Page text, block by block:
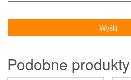
Podobne produkty